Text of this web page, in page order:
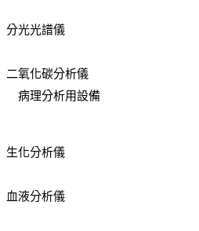
分光光譜儀
二氧化碳分析儀
病理分析用設備
生化分析儀
血液分析儀